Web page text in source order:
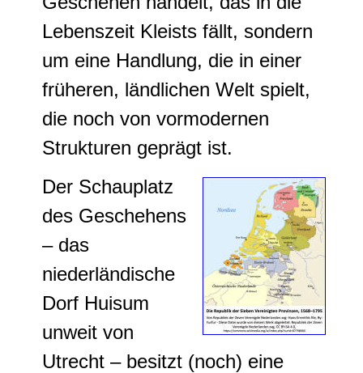
Lebenszeit Kleists fällt, sondern
um eine Handlung, die in einer
früheren, ländlichen Welt spielt,
die noch von vormodernen
Strukturen geprägt ist.
Der Schauplatz
des Geschehens
– das
niederländische
Dorf Huisum
unweit von
Utrecht – besitzt (noch) eine